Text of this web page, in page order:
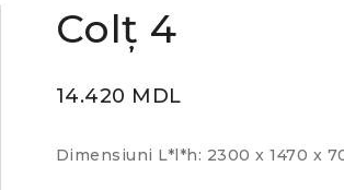
Colț 4
14.420 MDL
Dimensiuni L*l*h: 2300 x 1470 x